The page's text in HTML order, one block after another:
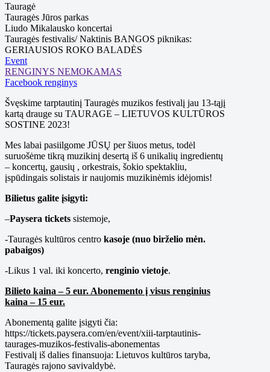
Tauragė
Tauragės Jūros parkas
Liudo Mikalausko koncertai
Tauragės festivalis/ Naktinis BANGOS piknikas:
GERIAUSIOS ROKO BALADĖS
Event
RENGINYS NEMOKAMAS
Facebook renginys
Švęskime tarptautinį Tauragės muzikos festivalį jau 13-tąjį
kartą drauge su TAURAGE – LIETUVOS KULTŪROS
SOSTINE 2023!
Mes labai pasiilgome JŪSŲ per šiuos metus, todėl
suruošėme tikrą muzikinį desertą iš 6 unikalių ingredientų
– koncertų, gausių , orkestrais, šokio spektakliu,
įspūdingais solistais ir naujomis muzikinėmis idėjomis!
Bilietus galite įsigyti:
–Paysera tickets sistemoje,
-Tauragės kultūros centro kasoje (nuo birželio mėn.
pabaigos)
-Likus 1 val. iki koncerto, renginio vietoje.
Bilieto kaina – 5 eur. Abonemento į visus renginius
kaina – 15 eur.
Abonementą galite įsigyti čia:
https://tickets.paysera.com/en/event/xiii-tarptautinis-
taurages-muzikos-festivalis-abonementas
Festivalį iš dalies finansuoja: Lietuvos kultūros taryba,
Tauragės rajono savivaldybė.